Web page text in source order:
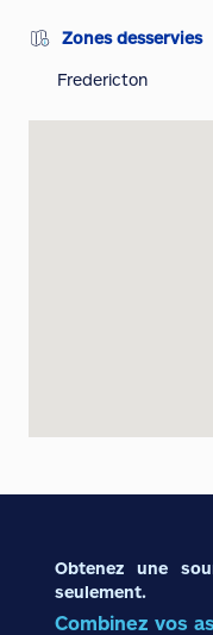
Zones desservies
Fredericton
Obtenez une
seulement.
Combinez vos